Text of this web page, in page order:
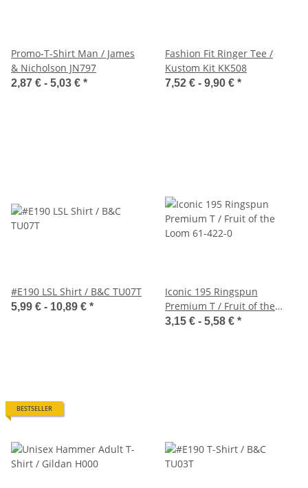
Promo-T-Shirt Man / James
& Nicholson JN797
2,87 € - 5,03 € *
Fashion Fit Ringer Tee /
Kustom Kit KK508
7,52 € - 9,90 € *
#E190 LSL Shirt / B&C TU07T
5,99 € - 10,89 € *
Iconic 195 Ringspun
Premium T / Fruit of the
Loom 61-422-0
3,15 € - 5,58 € *
BESTSELLER